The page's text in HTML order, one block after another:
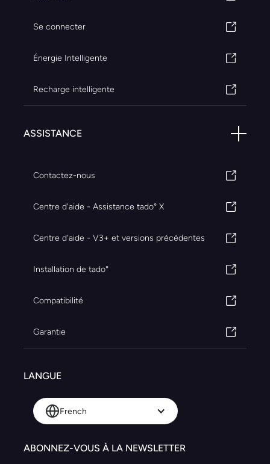
Se connecter
Énergie Intelligente
Recharge intelligente
ASSISTANCE
Contactez-nous
Centre d'aide - Assistance tado° X
Centre d'aide - V3+ et versions précédentes
Installation de tado°
Compatibilité
Garantie
LANGUE
French
ABONNEZ-VOUS À LA NEWSLETTER